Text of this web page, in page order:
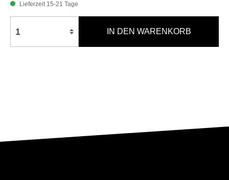
Lieferzeit 15-21 Tage
IN DEN WARENKORB